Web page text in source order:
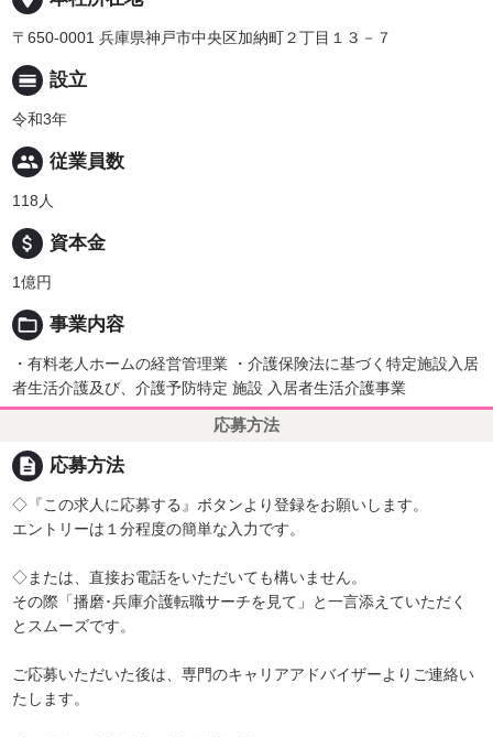
〒650-0001 兵庫県神戸市中央区加納町２丁目１３－７
calendar_view_day 設立
令和3年
people 従業員数
118人
attach_money 資本金
1億円
folder_open 事業内容
・有料老人ホームの経営管理業 ・介護保険法に基づく特定施設入居
者生活介護及び、介護予防特定 施設 入居者生活介護事業
応募方法
description 応募方法
◇『この求人に応募する』ボタンより登録をお願いします。
エントリーは１分程度の簡単な入力です。
◇または、直接お電話をいただいても構いません。
その際「播磨･兵庫介護転職サーチを見て」と一言添えていただく
とスムーズです。
ご応募いただいた後は、専門のキャリアアドバイザーよりご連絡い
たします。